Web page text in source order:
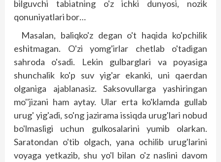
bilguvchi tabiatning o'z ichki dunyosi, nozik
qonuniyatlari bor…
Masalan, baliqko'z degan o't haqida ko'pchilik
eshitmagan. O'zi yomg'irlar chetlab o'tadigan
sahroda o'sadi. Lekin gulbarglari va poyasiga
shunchalik ko'p suv yig'ar ekanki, uni qaerdan
olganiga ajablanasiz. Saksovullarga yashiringan
mo''jizani ham aytay. Ular erta ko'klamda gullab
urug' yig'adi, so'ng jazirama issiqda urug'lari nobud
bo'lmasligi uchun gulkosalarini yumib olarkan.
Saratondan o'tib olgach, yana ochilib urug'larini
voyaga yetkazib, shu yo'l bilan o'z naslini davom